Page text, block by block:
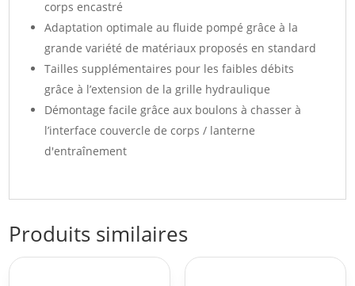
corps encastré
Adaptation optimale au fluide pompé grâce à la
grande variété de matériaux proposés en standard
Tailles supplémentaires pour les faibles débits
grâce à l’extension de la grille hydraulique
Démontage facile grâce aux boulons à chasser à
l’interface couvercle de corps / lanterne
d'entraînement
Produits similaires